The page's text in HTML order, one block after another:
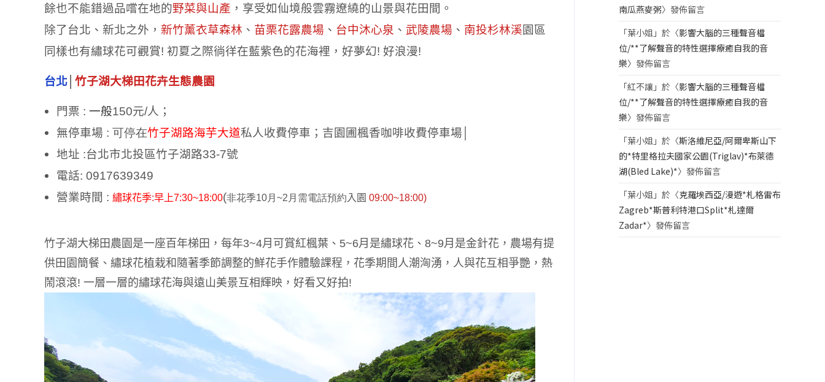
餘也不能錯過品嚐在地的野菜與山產 ，享受如仙境般雲霧遼繞的山景與花田間。
除了台北、新北之外， 新竹薰衣草森林 、 苗栗花露農場 、 台中沐心泉 、 武陵農場 、 南投杉林溪園區
同樣也有繡球花可觀賞! 初夏之際徜徉在藍紫色的花海裡，好夢幻! 好浪漫!
台北 竹子湖大梯田花卉生態農園
門票 : 一般150元/人；
無停車場 : 可停在竹子湖路海芋大道私人收費停車；吉園圃楓香咖啡收費停車場│
地址 :台北市北投區竹子湖路33-7號
電話: 0917639349
營業時間 : 繡球花季:早上7:30~18:00(非花季10月~2月需電話預約 入園 09:00~18:00)
竹子湖大梯田農園是一座百年梯田，每年3~4月可賞紅楓葉、 5~6月是繡球花、 8~9月是金針花，農場有提
供田園簡餐、繡球花植栽和隨著季節調整的鮮花手作體驗課程，花季期間人潮洶湧，人與花互相爭艷，熱
鬧滾滾! 一層一層的繡球花海與遠山美景互相輝映，好看又好拍!
南瓜燕麥粥〉發佈留言
「葉小姐 」於〈影響大腦的三種聲音檔
位/**了解聲音的特性選擇療癒自我的音
樂〉發佈留言
「紅不讓 」於〈影響大腦的三種聲音檔
位/**了解聲音的特性選擇療癒自我的音
樂〉發佈留言
「葉小姐 」於〈斯洛維尼亞/阿爾卑斯山下
的*特里格拉夫國家公園(Triglav)*布萊德
湖(Bled Lake)*〉發佈留言
「葉小姐 」於〈克羅埃西亞/漫遊*札格雷布
Zagreb*斯普利特港口Split*札達爾
Zadar*〉發佈留言